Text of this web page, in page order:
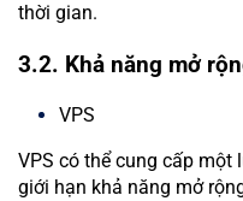
thời gian.
3.2. Khả năng mở
VPS
VPS có thể cung cấp
giới hạn khả năng mở